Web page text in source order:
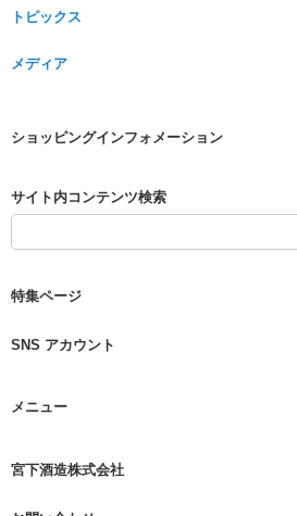
トピックス
メディア
ショッピングインフォメーション
サイト内コンテンツ検索
特集ページ
SNS アカウント
メニュー
宮下酒造株式会社